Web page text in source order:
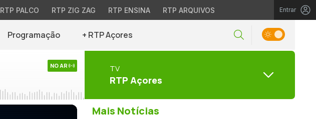
RTP PALCO RTP ZIG ZAG RTP ENSINA RTP ARQUIVOS Entrar
Programação + RTP Açores
NO AR TV
RTP Açores
Mais Notícias